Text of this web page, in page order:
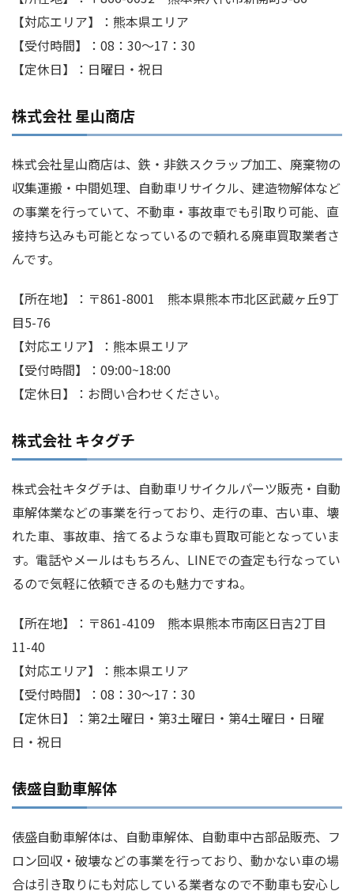
【対応エリア】：熊本県エリア
【受付時間】：08：30～17：30
【定休日】：日曜日・祝日
株式会社 星山商店
株式会社星山商店は、鉄・非鉄スクラップ加工、廃棄物の
収集運搬・中間処理、自動車リサイクル、建造物解体など
の事業を行っていて、不動車・事故車でも引取り可能、直
接持ち込みも可能となっているので頼れる廃車買取業者さ
んです。
【所在地】：〒861-8001 熊本県熊本市北区武蔵ヶ丘9丁
目5-76
【対応エリア】：熊本県エリア
【受付時間】：09:00~18:00
【定休日】：お問い合わせください。
株式会社 キタグチ
株式会社キタグチは、自動車リサイクルパーツ販売・自動
車解体業などの事業を行っており、走行の車、古い車、壊
れた車、事故車、捨てるような車も買取可能となっていま
す。電話やメールはもちろん、LINEでの査定も行なってい
るので気軽に依頼できるのも魅力ですね。
【所在地】：〒861-4109 熊本県熊本市南区日吉2丁目
11-40
【対応エリア】：熊本県エリア
【受付時間】：08：30～17：30
【定休日】：第2土曜日・第3土曜日・第4土曜日・日曜
日・祝日
俵盛自動車解体
俵盛自動車解体は、自動車解体、自動車中古部品販売、フ
ロン回収・破壊などの事業を行っており、動かない車の場
合は引き取りにも対応している業者なので不動車も安心し